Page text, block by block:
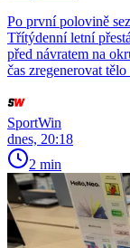
Po první polovině
Třítýdenní letní
před návratem na
čas zregenerovat
SportWin
dnes, 20:18
2 min